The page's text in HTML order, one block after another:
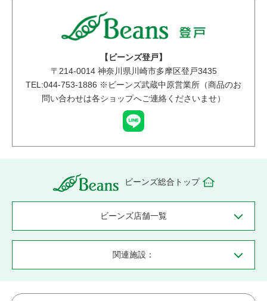
【ビーンズ登戸】
〒 214-0014神奈川県川崎市多摩区登戸3435
TEL:044-753-1886 ※ビーンズ武蔵中原営業所（商品のお
問い合わせは各ショップへご連絡くださいませ）
ビーンズ総合トップ
ビーンズ店舗一覧
関連施設：